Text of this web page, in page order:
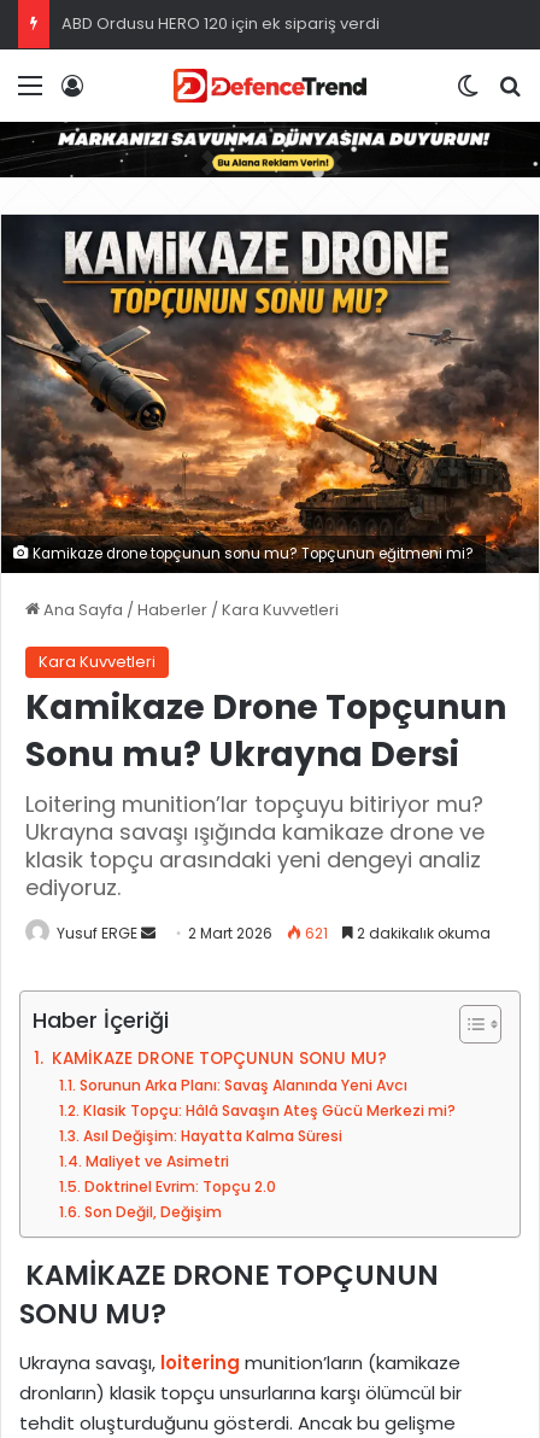
ABD Ordusu HERO 120 için ek sipariş verdi
Menü Dış
Kamikaze drone topçunun sonu mu? Topçunun eğitmeni mi?
Ana Sayfa / Haberler / Kara Kuvvetleri
Kara Kuvvetleri
Kamikaze Drone Topçunun
Sonu mu? Ukrayna Dersi
Loitering munition’lar topçuyu bitiriyor mu?
Ukrayna savaşı ışığında kamikaze drone ve
klasik topçu arasındaki yeni dengeyi analiz
ediyoruz.
Yusuf ERGE
r
e
-
p
o
s
t
a
g
n
d
m
e
2 Mart 2026 621 2 dakikalık okuma
Haber İçeriği
KAMİKAZE DRONE TOPÇUNUN SONU MU?
Sorunun Arka Planı: Savaş Alanında Yeni Avcı
Klasik Topçu: Hâlâ Savaşın Ateş Gücü Merkezi mi?
Asıl Değişim: Hayatta Kalma Süresi
Maliyet ve Asimetri
Doktrinel Evrim: Topçu 2.0
Son Değil, Değişim
KAMİKAZE DRONE TOPÇUNUN
SONU MU?
Ukrayna savaşı, loitering munition’ların (kamikaze
dronların) klasik topçu unsurlarına karşı ölümcül bir
tehdit oluşturduğunu gösterdi. Ancak bu gelişme